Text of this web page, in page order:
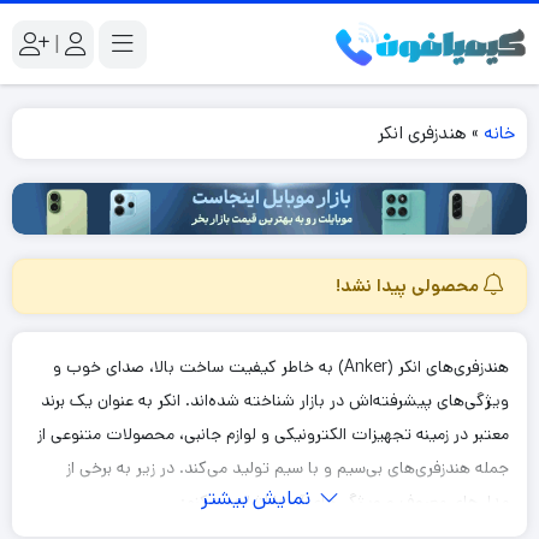
|
خانه » هندزفری انکر
محصولی پیدا نشد!
هندزفری‌های انکر (Anker) به خاطر کیفیت ساخت بالا، صدای خوب و
ویژگی‌های پیشرفته‌اش در بازار شناخته شده‌اند. انکر به عنوان یک برند
معتبر در زمینه تجهیزات الکترونیکی و لوازم جانبی، محصولات متنوعی از
جمله هندزفری‌های بی‌سیم و با سیم تولید می‌کند. در زیر به برخی از
مدل‌های معروف و ویژگی‌های آن‌ها اشاره می‌کنم:
نمایش بیشتر